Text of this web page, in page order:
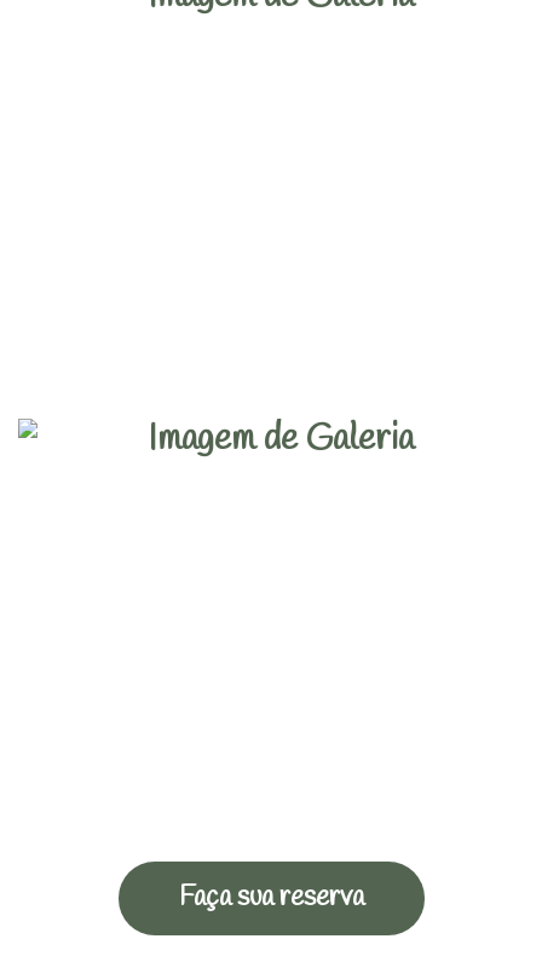
Faça sua reserva